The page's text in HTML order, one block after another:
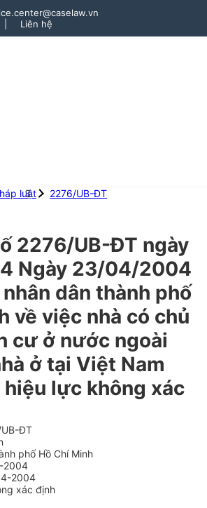
Liên hệ
luật 2276/UB-ĐT
2276/UB-ĐT ngày
Ngày 23/04/2004
dân thành phố
về việc nhà có chủ
cư ở nước ngoài
ở tại Việt Nam
lực không xác
ĐT
phố Hồ Chí Minh
2004
2004
xác định